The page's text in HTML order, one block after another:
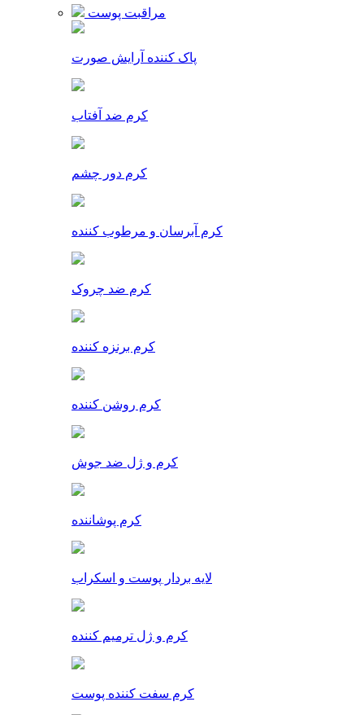
مراقبت پوست
پاک کننده آرایش صورت
کرم ضد آفتاب
کرم دور چشم
کرم آبرسان و مرطوب کننده
کرم ضد چروک
کرم برنزه کننده
کرم روشن کننده
کرم و ژل ضد جوش
کرم پوشاننده
لایه بردار پوست و اسکراب
کرم و ژل ترمیم کننده
کرم سفت کننده پوست